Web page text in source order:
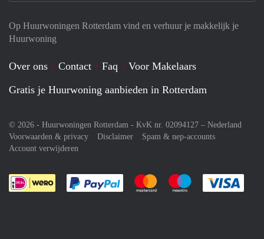
Op Huurwoningen Rotterdam vind en verhuur je makkelijk je
Huurwoning
Over ons Contact Faq
Voor Makelaars
Gratis je Huurwoning aanbieden in Rotterdam
© 2026 - Huurwoningen Rotterdam - KvK nr. 02094127 – Nederland
Voorwaarden & privacy
Disclaimer
Spam & nep-accounts
Account verwijderen
Je rekent gemakkelijk af met Paypal
Je rekent gemakkelijk af met
Je rekent